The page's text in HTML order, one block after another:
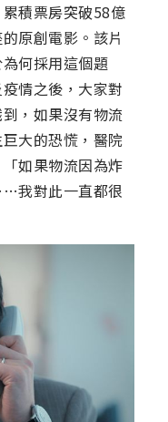
積票房突破58億
原創電影。該片
何採用這個題
情之後，大家對
，如果沒有物流
大的恐慌，醫院
如果物流因為炸
我對此一直都很